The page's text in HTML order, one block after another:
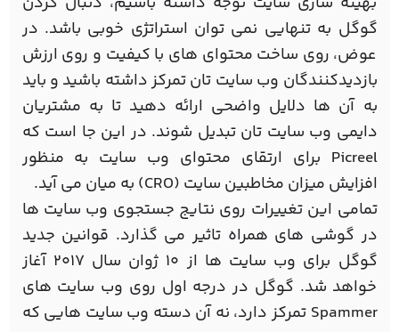
گوگل به تنهایی نمی توان استراتژی خوبی باشد. در
عوض، روی ساخت محتوای های با کیفیت و روی ارزش
بازدیدکنندگان وب سایت تان تمرکز داشته باشید و باید
به آن ها دلایل واضحی ارائه دهید تا به مشتریان
دایمی وب سایت تان تبدیل شوند. در این جا است که
Picreel برای ارتقای محتوای وب سایت به منظور
افزایش میزان مخاطبین سایت (CRO) به میان می آید.
تمامی این تغییرات روی نتایج جستجوی وب سایت ها
در گوشی های همراه تاثیر می گذارد. قوانین جدید
گوگل برای وب سایت ها از 10 ژوان سال 2017 آغاز
خواهد شد. گوگل در درجه اول روی وب سایت های
Spammer تمرکز دارد، نه آن دسته وب سایت هایی که